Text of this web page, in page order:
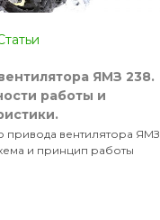
ЯМЗ 238.
работы и
привода вентилятора ЯМЗ
и принцип работы